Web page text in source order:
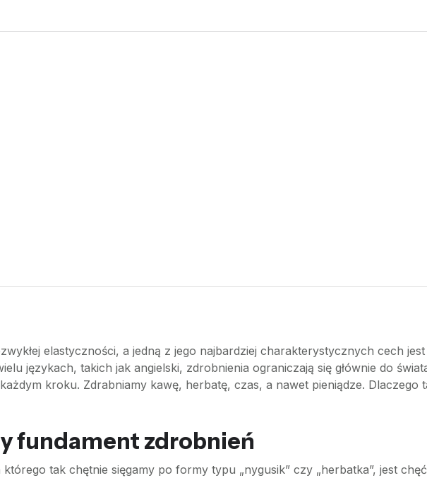
elastyczności, a jedną z jego najbardziej charakterystycznych cech
językach, takich jak angielski, zdrobnienia ograniczają się głównie do
kroku. Zdrabniamy kawę, herbatę, czas, a nawet pieniądze. Dlaczego
fundament zdrobnień
którego tak chętnie sięgamy po formy typu „nygusik” czy „herbatka”, jest